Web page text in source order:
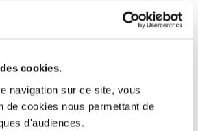
cookies.
navigation sur ce site, vous
de cookies nous permettant de
d'audiences.